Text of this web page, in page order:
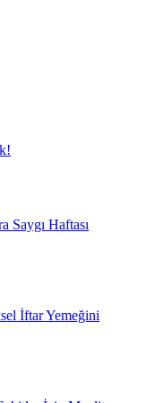
Saygı Haftası
İftar Yemeğini